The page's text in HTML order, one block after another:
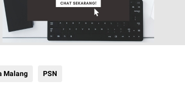
Malang PSN